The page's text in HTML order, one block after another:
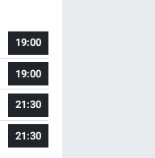
19:00
19:00
21:30
21:30